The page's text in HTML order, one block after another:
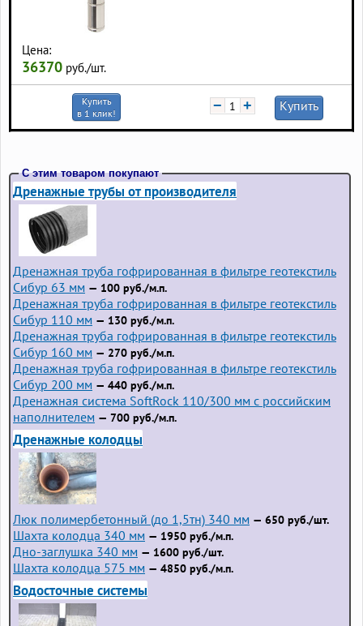
Цена:
36370 руб./шт.
Купить
в 1 клик!
− + Купить
С этим товаром покупают
Дренажные трубы от производителя
Дренажная труба гофрированная в фильтре геотекстиль
Сибур 63 мм — 100 руб./м.п.
Дренажная труба гофрированная в фильтре геотекстиль
Сибур 110 мм — 130 руб./м.п.
Дренажная труба гофрированная в фильтре геотекстиль
Сибур 160 мм — 270 руб./м.п.
Дренажная труба гофрированная в фильтре геотекстиль
Сибур 200 мм — 440 руб./м.п.
Дренажная система SoftRock 110/300 мм с российским
наполнителем — 700 руб./м.п.
Дренажные колодцы
Люк полимербетонный (до 1,5тн) 340 мм — 650 руб./шт.
Шахта колодца 340 мм — 1950 руб./м.п.
Дно-заглушка 340 мм — 1600 руб./шт.
Шахта колодца 575 мм — 4850 руб./м.п.
Водосточные системы